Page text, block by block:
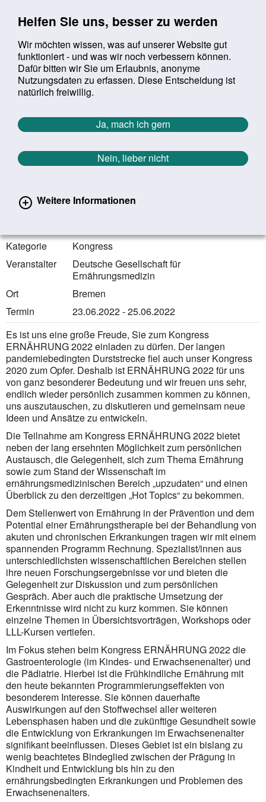
Helfen Sie uns, besser zu werden
Wir möchten wissen, was auf unserer Website gut
funktioniert - und was wir noch verbessern können.
Dafür bitten wir Sie um Erlaubnis, anonyme
Nutzungsdaten zu erfassen. Diese Entscheidung ist
natürlich freiwillig.
Ja, mach ich gern
Nein, lieber nicht
Weitere Informationen
Suchbegriff:
Sie befinden sich hier:
Startseite Aktuelles Veranstaltungen
Veranstaltungen
ERNÄHRUNG 2022 - MEDIZIN FÜRS
Kategorie
Kongress
Veranstalter
Deutsche Gesellschaft für
Ernährungsmedizin
Ort
Bremen
Termin
23.06.2022 - 25.06.2022
Es ist uns eine große Freude, Sie zum Kongress
ERNÄHRUNG 2022 einladen zu dürfen. Der langen
pandemiebedingten Durststrecke fiel auch unser Kongress
2020 zum Opfer. Deshalb ist ERNÄHRUNG 2022 für uns
von ganz besonderer Bedeutung und wir freuen uns sehr,
endlich wieder persönlich zusammen kommen zu können,
uns auszutauschen, zu diskutieren und gemeinsam neue
Ideen und Ansätze zu entwickeln.
Die Teilnahme am Kongress ERNÄHRUNG 2022 bietet
neben der lang ersehnten Möglichkeit zum persönlichen
Austausch, die Gelegenheit, sich zum Thema Ernährung
sowie zum Stand der Wissenschaft im
ernährungsmedizinischen Bereich „upzudaten“ und einen
Überblick zu den derzeitigen „Hot Topics“ zu bekommen.
Dem Stellenwert von Ernährung in der Prävention und dem
Potential einer Ernährungstherapie bei der Behandlung von
akuten und chronischen Erkrankungen tragen wir mit einem
spannenden Programm Rechnung. Spezialist/innen aus
unterschiedlichsten wissenschaftlichen Bereichen stellen
ihre neuen Forschungsergebnisse vor und bieten die
Gelegenheit zur Diskussion und zum persönlichen
Gespräch. Aber auch die praktische Umsetzung der
Erkenntnisse wird nicht zu kurz kommen. Sie können
einzelne Themen in Übersichtsvorträgen, Workshops oder
LLL-Kursen vertiefen.
Im Fokus stehen beim Kongress ERNÄHRUNG 2022 die
Gastroenterologie (im Kindes- und Erwachsenenalter) und
die Pädiatrie. Hierbei ist die Frühkindliche Ernährung mit
den heute bekannten Programmierungseffekten von
besonderem Interesse. Sie können dauerhafte
Auswirkungen auf den Stoffwechsel aller weiteren
Lebensphasen haben und die zukünftige Gesundheit sowie
die Entwicklung von Erkrankungen im Erwachsenenalter
signifikant beeinflussen. Dieses Gebiet ist ein bislang zu
wenig beachtetes Bindeglied zwischen der Prägung in
Kindheit und Entwicklung bis hin zu den
ernährungsbedingten Erkrankungen und Problemen des
Erwachsenenalters.